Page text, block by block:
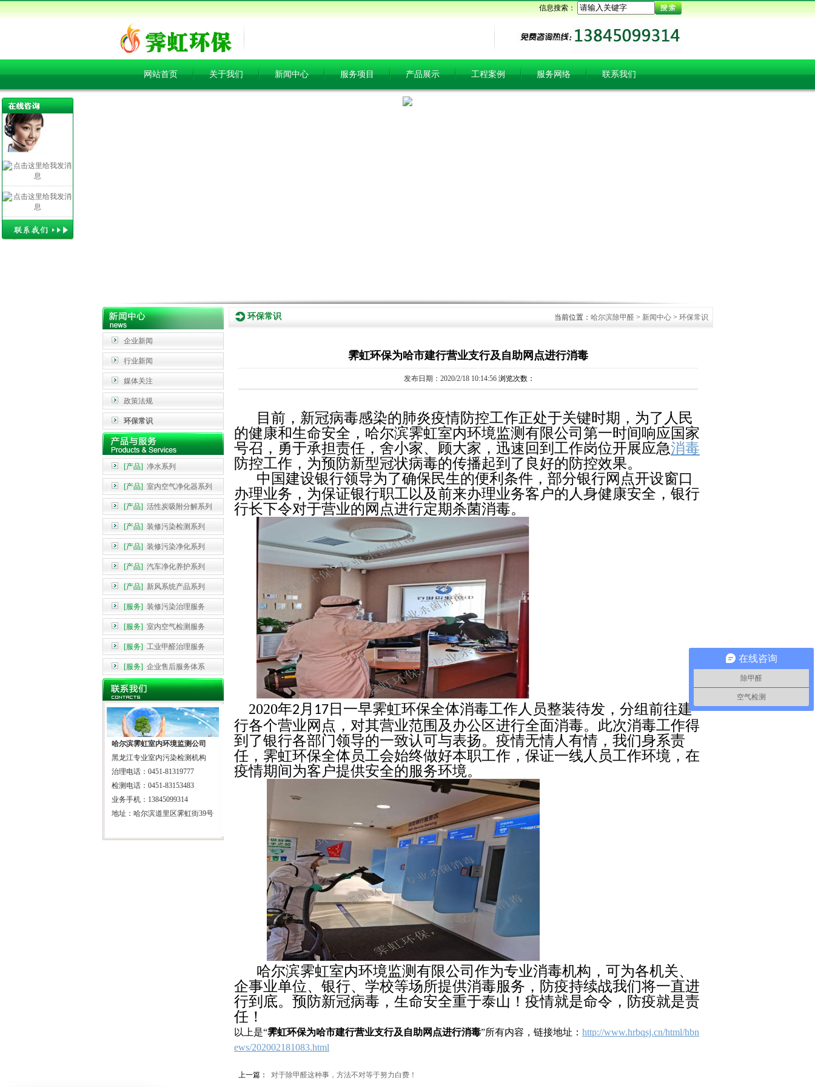
信息搜索：
网站首页 关于我们 新闻中心 服务项目 产品展示 工程案例 服务网络 联系我们
企业新闻
行业新闻
媒体关注
政策法规
环保常识
[产品] 净水系列
[产品] 室内空气净化器系列
[产品] 活性炭吸附分解系列
[产品] 装修污染检测系列
[产品] 装修污染净化系列
[产品] 汽车净化养护系列
[产品] 新风系统产品系列
[服务] 装修污染治理服务
[服务] 室内空气检测服务
[服务] 工业甲醛治理服务
[服务] 企业售后服务体系
哈尔滨霁虹室内环境监测公司
黑龙江专业室内污染检测机构
治理电话：0451-81319777
检测电话：0451-83153483
业务手机：13845099314
地址：哈尔滨道里区霁虹街39号
环保常识 当前位置： 哈尔滨除甲醛> 新闻中心> 环保常识
霁虹环保为哈市建行营业支行及自助网点进行消毒
发布日期：2020/2/18 10:14:56浏览次数：
目前，新冠病毒感染的肺炎疫情防控工作正处于关键时期，为了人民
的健康和生命安全，哈尔滨霁虹室内环境监测有限公司第一时间响应国家
号召，勇于承担责任，舍小家、顾大家，迅速回到工作岗位开展应急消毒
防控工作，为预防新型冠状病毒的传播起到了良好的防控效果。
中国建设银行领导为了确保民生的便利条件，部分银行网点开设窗口
办理业务，为保证银行职工以及前来办理业务客户的人身健康安全，银行
行长下令对于营业的网点进行定期杀菌消毒。
2020年2 月 17 日一早霁虹环保全体消毒工作人员整装待发，分组前往建
行各个营业网点，对其营业范围及办公区进行全面消毒。此次消毒工作得
到了银行各部门领导的一致认可与表扬。疫情无情人有情，我们身系责
任，霁虹环保全体员工会始终做好本职工作，保证一线人员工作环境，在
疫情期间为客户提供安全的服务环境。
哈尔滨霁虹室内环境监测有限公司作为专业消毒机构，可为各机关、
企事业单位、银行、学校等场所提供消毒服务，防疫持续战我们将一直进
行到底。预防新冠病毒，生命安全重于泰山！疫情就是命令，防疫就是责
任！
以上是“霁虹环保为哈市建行营业支行及自助网点进行消毒”所有内容，链接地址： http://www.hrbqsj.cn/html/hbn
ews/202002181083.html
上一篇：
对于除甲醛这种事，方法不对等于努力白费！
在线咨询
除甲醛
空气检测